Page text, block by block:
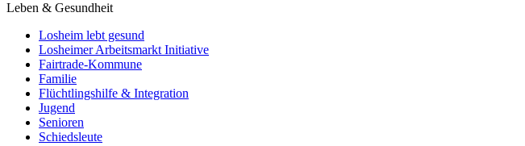
Leben & Gesundheit
Losheim lebt gesund
Losheimer Arbeitsmarkt Initiative
Fairtrade-Kommune
Familie
Flüchtlingshilfe & Integration
Jugend
Senioren
Schiedsleute